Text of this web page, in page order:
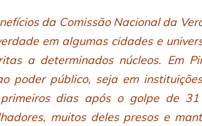
da Comissão Nacional da
em algumas cidades e
a determinados núcleos. Em
poder público, seja em
primeiros dias após o golpe de
muitos deles presos e